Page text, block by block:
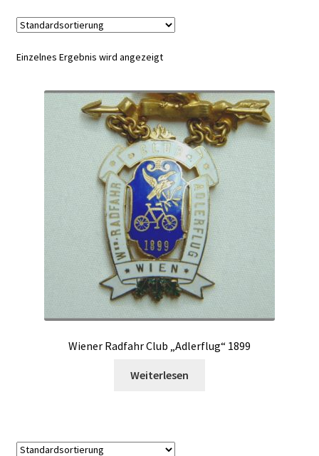
Einzelnes Ergebnis wird angezeigt
Wiener Radfahr Club „Adlerflug“ 1899
Weiterlesen